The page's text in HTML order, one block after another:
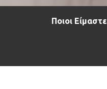
Ποιοι Είμαστε